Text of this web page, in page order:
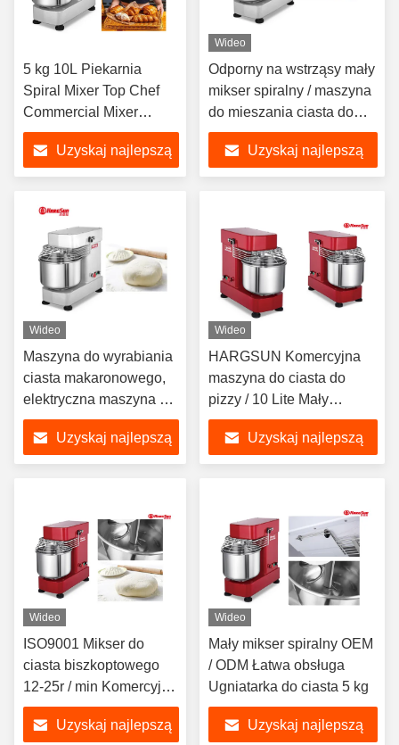
5 kg 10L Piekarnia
Spiral Mixer Top Chef
Commercial Mixer
Maszyna do ciasta
Uzyskaj najlepszą
Wideo
Odporny na wstrząsy mały
mikser spiralny / maszyna
do mieszania ciasta do
pizzy Certyfikat ISO9001
Uzyskaj najlepszą
Wideo
Maszyna do wyrabiania
ciasta makaronowego,
elektryczna maszyna do
mieszania chleba
spiralnego 10L 5 kg
Uzyskaj najlepszą
Wideo
HARGSUN Komercyjna
maszyna do ciasta do
pizzy / 10 Lite Mały
spiralny mikser do ciasta 5
Uzyskaj najlepszą
Wideo
ISO9001 Mikser do
ciasta biszkoptowego
12-25r / min Komercyjny
mikser spiralny 5 kg
Uzyskaj najlepszą
Wideo
Mały mikser spiralny OEM
/ ODM Łatwa obsługa
Ugniatarka do ciasta 5 kg
Uzyskaj najlepszą